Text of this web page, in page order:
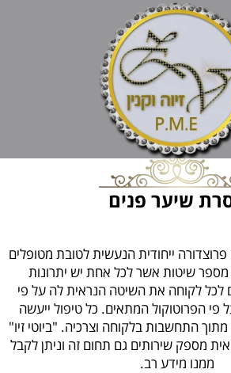
שיער פנים
ייחודית הנעשית לטובת מטופלים
מספר שיטות אשר לכל אחת יש יתרונות
לכל לקוחה את השיטה הנראית לה על פי
פי הפרוטוקול המתאים. כל טיפול ייעשה
התחשבות בלקוחה וצרכיה. "ביוטי זיו"
מספק שירותים גם תחום זה וניתן לקבל
ממנו מידע רב.